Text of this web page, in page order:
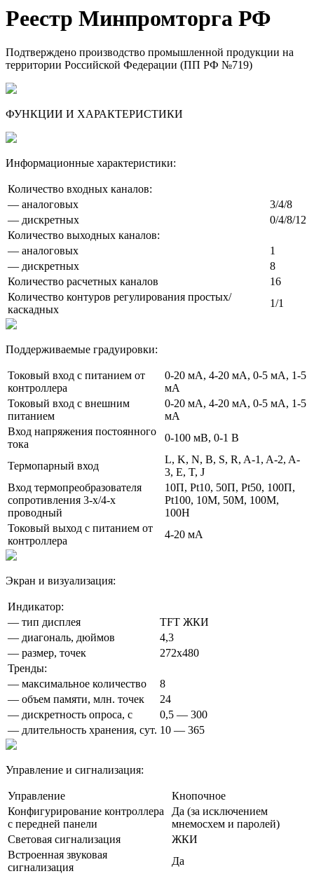
Реестр Мин­пром­торга РФ
Подтверждено производство промышленной продукции на
территории Российской Федерации (ПП РФ №719)
ФУНКЦИИ И ХАРАКТЕРИСТИКИ
Информационные характеристики:
Количество входных каналов:
— аналоговых
3/4/8
— дискретных
0/4/8/12
Количество выходных каналов:
— аналоговых
1
— дискретных
8
Количество расчетных каналов
16
Количество контуров регулирования простых/
каскадных
1/1
Поддерживаемые градуировки:
Токовый вход с питанием от
контроллера
0-20 мА, 4-20 мА, 0-5 мА, 1-5
мА
Токовый вход с внешним
питанием
0-20 мА, 4-20 мА, 0-5 мА, 1-5
мА
Вход напряжения постоянного
тока
0-100 мВ, 0-1 В
Термопарный вход
L, K, N, B, S, R, A-1, A-2, A-
3, E, T, J
Вход термопреобразователя
сопротивления 3‑х/4‑х
проводный
10П, Pt10, 50П, Pt50, 100П,
Pt100, 10М, 50М, 100М,
100Н
Токовый выход с питанием от
контроллера
4-20 мА
Экран и визуализация:
Индикатор:
— тип дисплея
TFT ЖКИ
— диагональ, дюймов
4,3
— размер, точек
272х480
Тренды:
— максимальное количество
8
— объем памяти, млн. точек
24
— дискретность опроса, с
0,5 — 300
— длительность хранения, сут. 10 — 365
Управление и сигнализация:
Управление
Кнопочное
Конфигурирование контроллера
с передней панели
Да (за исключением
мнемосхем и паролей)
Световая сигнализация
ЖКИ
Встроенная звуковая
сигнализация
Да